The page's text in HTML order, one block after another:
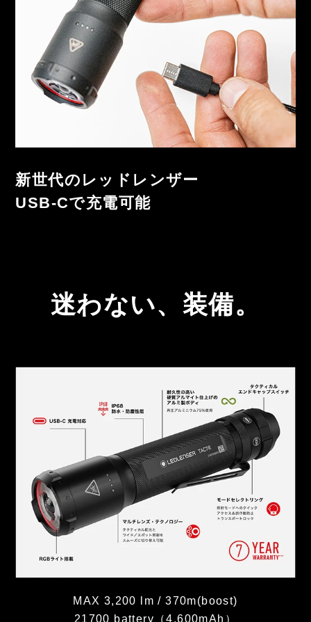
新世代のレッドレンザー
USB-Cで充電可能
迷わない、装備。
MAX 3,200 lm / 370m(boost)
21700 battery（4,600mAh）